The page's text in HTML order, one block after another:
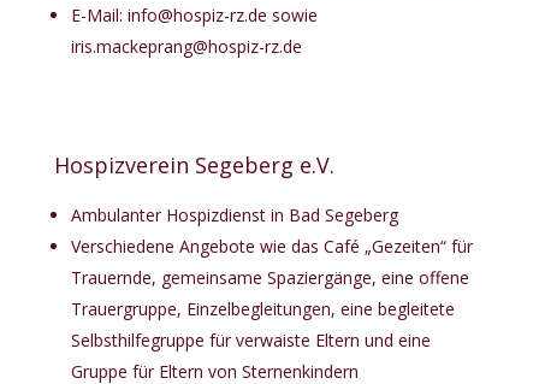
E-Mail: info@hospiz-rz.de sowie
iris.mackeprang@hospiz-rz.de
Hospizverein Segeberg e.V.
Ambulanter Hospizdienst in Bad Segeberg
Verschiedene Angebote wie das Café „Gezeiten“ für
Trauernde, gemeinsame Spaziergänge, eine offene
Trauergruppe, Einzelbegleitungen, eine begleitete
Selbsthilfegruppe für verwaiste Eltern und eine
Gruppe für Eltern von Sternenkindern